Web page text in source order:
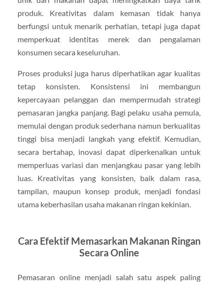
produk. Kreativitas dalam kemasan tidak hanya
berfungsi untuk menarik perhatian, tetapi juga dapat
memperkuat identitas merek dan pengalaman
konsumen secara keseluruhan.
Proses produksi juga harus diperhatikan agar kualitas
tetap konsisten. Konsistensi ini membangun
kepercayaan pelanggan dan mempermudah strategi
pemasaran jangka panjang. Bagi pelaku usaha pemula,
memulai dengan produk sederhana namun berkualitas
tinggi bisa menjadi langkah yang efektif. Kemudian,
secara bertahap, inovasi dapat diperkenalkan untuk
memperluas variasi dan menjangkau pasar yang lebih
luas. Kreativitas yang konsisten, baik dalam rasa,
tampilan, maupun konsep produk, menjadi fondasi
utama keberhasilan usaha makanan ringan kekinian.
Cara Efektif Memasarkan Makanan Ringan
Secara Online
Pemasaran online menjadi salah satu aspek paling